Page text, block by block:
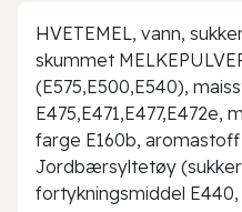
HVETEMEL, vann,
skummet
(E575,E500,E540),
E475,E471,E477,E472e,
farge E160b,
Jordbærsyltetøy
fortykningsmiddel E440,